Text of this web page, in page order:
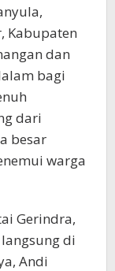
Kabupaten
dan
bagi
dari
besar
warga
Gerindra,
di
Andi